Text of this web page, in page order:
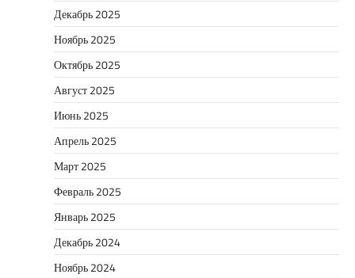
Декабрь 2025
Ноябрь 2025
Октябрь 2025
Август 2025
Июнь 2025
Апрель 2025
Март 2025
Февраль 2025
Январь 2025
Декабрь 2024
Ноябрь 2024